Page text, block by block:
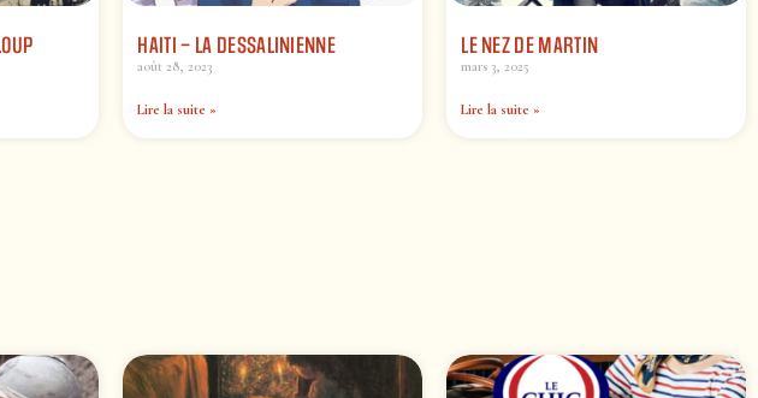
HAITI – LA DESSALINIENNE
août 28, 2023
Lire la suite »
LE NEZ DE MARTIN
mars 3, 2025
Lire la suite »